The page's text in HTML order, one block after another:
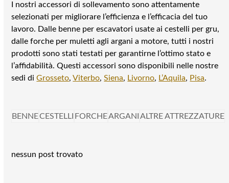
I nostri accessori di sollevamento sono attentamente
selezionati per migliorare l’efficienza e l’efficacia del tuo
lavoro. Dalle benne per escavatori usate ai cestelli per gru,
dalle forche per muletti agli argani a motore, tutti i nostri
prodotti sono stati testati per garantirne l’ottimo stato e
l’affidabilità. Questi accessori sono disponibili nelle nostre
sedi diGrosseto,Viterbo,Siena, Livorno, L’Aquila, Pisa.
BENNECESTELLI FORCHEARGANI ALTRE ATTREZZATURE
nessun post trovato